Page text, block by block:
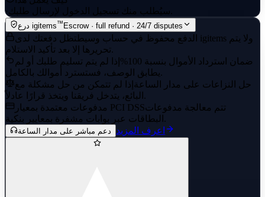
·
درع igitems™Escrow · full refund · 24/7 disputes
الدفع محفوظ في حساب وسيط تظل دفعتك لدى igitems ولا يتم
تحريرها إلا بعد تأكيد الاستلام.
ضمان استرداد الأموال بنسبة 100%
إذا لم يتم تسليم طلبك أو لم
يطابق الوصف، فستسترد أموالك بالكامل.
حل النزاعات على مدار الساعة إذا لم تتمكن من حل مشكلة مع
البائع، يتدخل فريقنا ويتخذ قرارًا عادلاً.
مدفوعات معتمدة بمعيار PCI DSSتتم معالجة مدفوعات
البطاقات عبر بوابات مشفرة بمعايير بنكية.
دعم مباشر على مدار الساعة اعرف المزيد